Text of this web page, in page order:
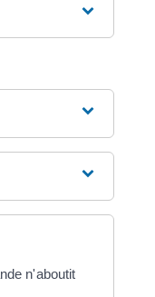
n'aboutit